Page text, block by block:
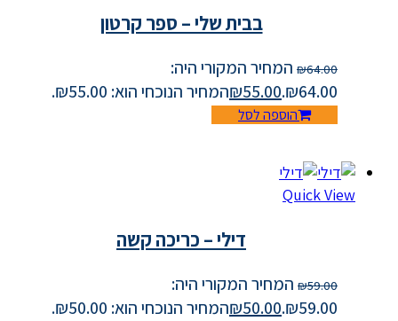
בבית שלי – ספר קרטון
₪64.00
המחיר המקורי היה:
₪64.00.
₪55.00 המחיר הנוכחי הוא: ₪55.00.
הוספה לסל
Quick View
דילי – כריכה קשה
₪59.00
המחיר המקורי היה:
₪59.00.
₪50.00 המחיר הנוכחי הוא: ₪50.00.